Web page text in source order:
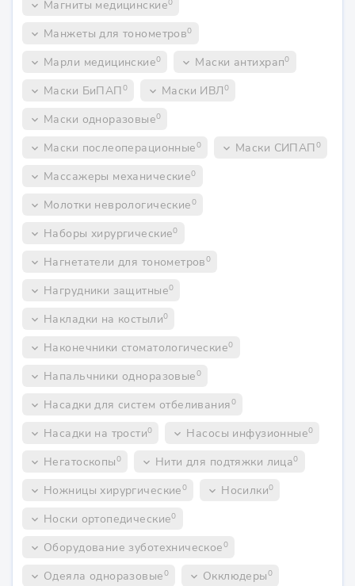
keyboard_arrow_down Магниты медицинские
keyboard_arrow_down Манжеты для тонометров0
keyboard_arrow_down Марли медицинские0 keyboard_arrow_down Маски антихрап0
keyboard_arrow_down Маски БиПАП0 keyboard_arrow_down Маски ИВЛ0
keyboard_arrow_down Маски одноразовые0
keyboard_arrow_down Маски послеоперационные0 keyboard_arrow_down Маски СИПАП0
keyboard_arrow_down Массажеры механические0
keyboard_arrow_down Молотки неврологические0
keyboard_arrow_down Наборы хирургические0
keyboard_arrow_down Нагнетатели для тонометров0
keyboard_arrow_down Нагрудники защитные0
keyboard_arrow_down Накладки на костыли0
keyboard_arrow_down Наконечники стоматологические0
keyboard_arrow_down Напальчники одноразовые0
keyboard_arrow_down Насадки для систем отбеливания0
keyboard_arrow_down Насадки на трости0 keyboard_arrow_down Насосы инфузионные0
keyboard_arrow_down Негатоскопы0 keyboard_arrow_down Нити для подтяжки лица0
keyboard_arrow_down Ножницы хирургические0 keyboard_arrow_down Носилки0
keyboard_arrow_down Носки ортопедические0
keyboard_arrow_down Оборудование зуботехническое0
keyboard_arrow_down Одеяла одноразовые0 keyboard_arrow_down Окклюдеры0